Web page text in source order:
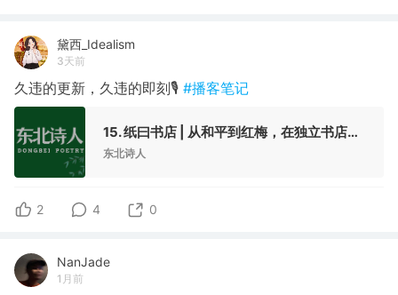
黛西_Idealism
3天前
久违的更新，久违的即刻🎙️ #播客笔记
15. 纸曰书店 | 从和平到红梅，在独立书店里重新认识“沈阳”！
东北诗人
2 4 0
NanJade
1月前